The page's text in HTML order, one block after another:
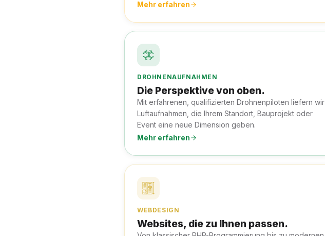
Mehr erfahren
DROHNENAUFNAHMEN
Die Perspektive von oben.
Mit erfahrenen, qualifizierten Drohnenpiloten liefern wir
Luftaufnahmen, die Ihrem Standort, Bauprojekt oder
Event eine neue Dimension geben.
Mehr erfahren
WEBDESIGN
Websites, die zu Ihnen passen.